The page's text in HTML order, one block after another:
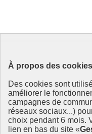
À propos des cookies
Des cookies sont
améliorer le
campagnes de
réseaux sociaux...)
choix pendant 6 mois.
lien en bas du site «